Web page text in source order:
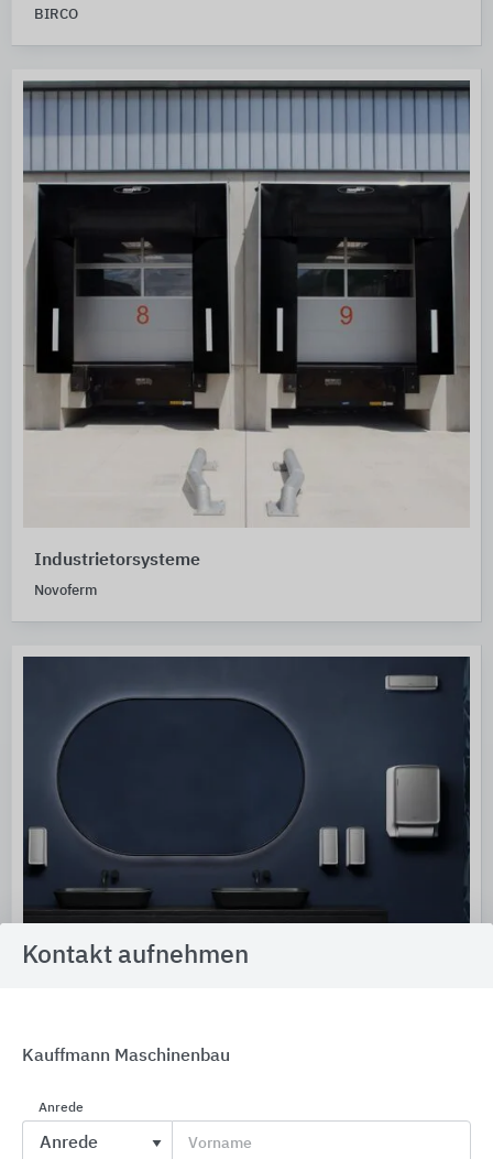
BIRCO
Industrietorsysteme
Novoferm
CWS PureLine Waschraumausstattungen
Kontakt aufnehmen
Kauffmann Maschinenbau
Anrede
Vorname